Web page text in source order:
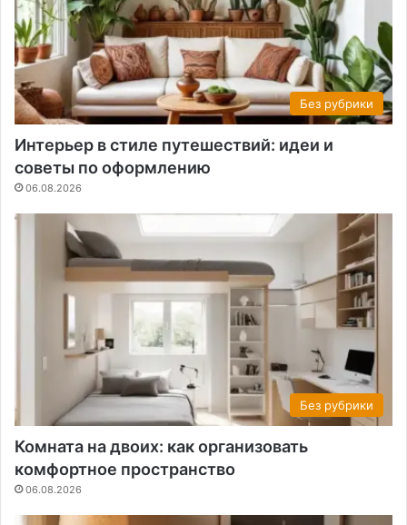
Без рубрики
Интерьер в стиле путешествий: идеи и
советы по оформлению
06.08.2026
Без рубрики
Комната на двоих: как организовать
комфортное пространство
06.08.2026